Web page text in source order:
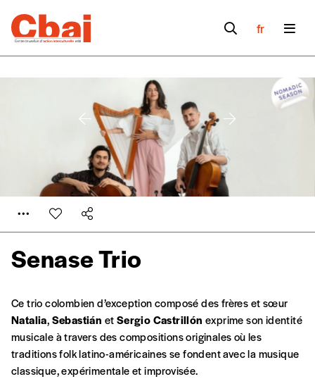
fr
Senase Trio
Se connecter
Formulaire de
commande
A partir de 2021,Imag, le magazine de
Ce trio colombien d’exception composé des frères et sœur
Natalia,Sebastián etSergio Castrillón exprime son identité
musicale à travers des compositions originales où les
traditions folk latino-américaines se fondent avec la musique
classique, expérimentale et improvisée.